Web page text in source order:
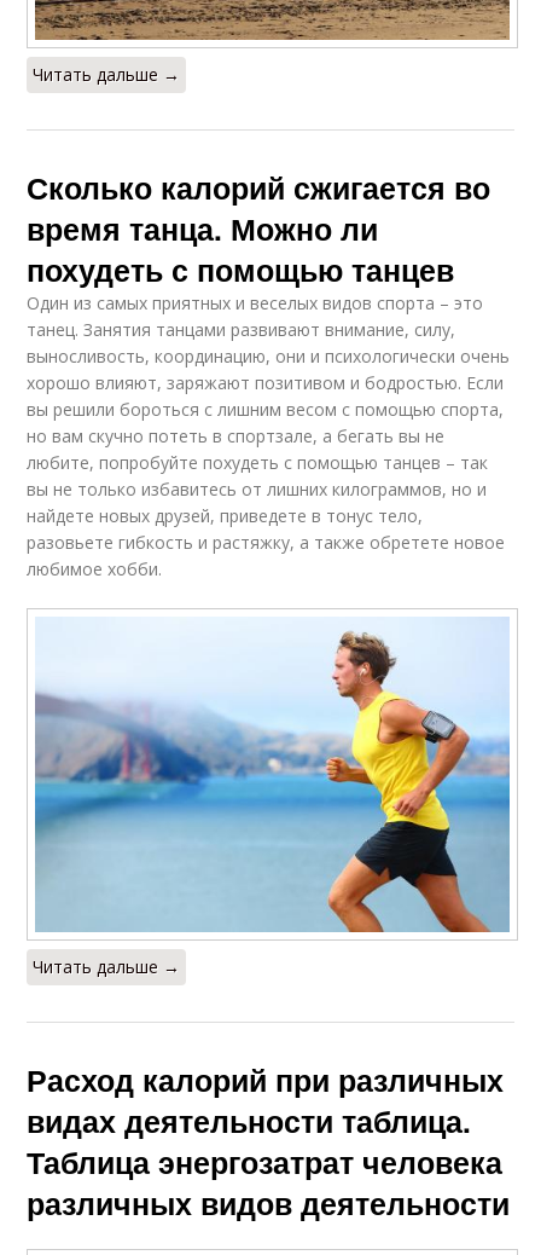
Читать дальше →
Сколько калорий сжигается во
время танца. Можно ли
похудеть с помощью танцев
Один из самых приятных и веселых видов спорта – это
танец. Занятия танцами развивают внимание, силу,
выносливость, координацию, они и психологически очень
хорошо влияют, заряжают позитивом и бодростью. Если
вы решили бороться с лишним весом с помощью спорта,
но вам скучно потеть в спортзале, а бегать вы не
любите, попробуйте похудеть с помощью танцев – так
вы не только избавитесь от лишних килограммов, но и
найдете новых друзей, приведете в тонус тело,
разовьете гибкость и растяжку, а также обретете новое
любимое хобби.
Читать дальше →
Расход калорий при различных
видах деятельности таблица.
Таблица энергозатрат человека
различных видов деятельности